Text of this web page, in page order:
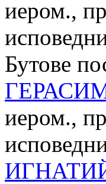
иером.,
Бутове
иером.,